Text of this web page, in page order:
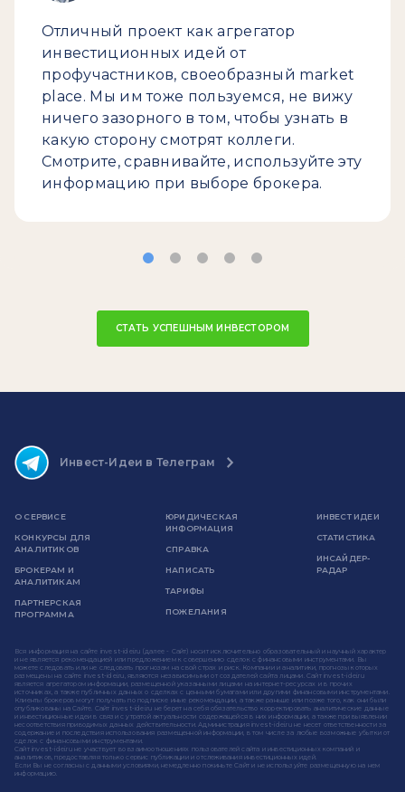
Отличный проект как агрегатор
инвестиционных идей от
профучастников, своеобразный market
place. Мы им тоже пользуемся, не вижу
ничего зазорного в том, чтобы узнать в
какую сторону смотрят коллеги.
Смотрите, сравнивайте, используйте эту
информацию при выборе брокера.
СТАТЬ УСПЕШНЫМ ИНВЕСТОРОМ
Инвест-Идеи в Телеграм
О СЕРВИСЕ
КОНКУРСЫ ДЛЯ
АНАЛИТИКОВ
БРОКЕРАМ И
АНАЛИТИКАМ
ПАРТНЕРСКАЯ
ПРОГРАММА
ЮРИДИЧЕСКАЯ
ИНФОРМАЦИЯ
СПРАВКА
НАПИСАТЬ
ТАРИФЫ
ПОЖЕЛАНИЯ
ИНВЕСТ ИДЕИ
СТАТИСТИКА
ИНСАЙДЕР-
РАДАР
Вся информация на сайте invest-idei.ru (далее - Сайт) носит исключительно образовательный и научный характер
и не является рекомендацией или предложением к совершению сделок с финансовыми инструментами. Вы
можете следовать или не следовать прогнозам на свой страх и риск. Компании и аналитики, прогнозы которых
размещены на сайте invest-idei.ru, являются независимыми от создателей сайта лицами. Сайт invest-idei.ru
является агрегатором информации, размещенной указанными лицами на интернет-ресурсах и в прочих
источниках, а также публичных данных о сделках с ценными бумагами или другими финансовыми инструментами.
Клиенты брокеров могут получать по подписке иные рекомендации, а также раньше или позже того, как они были
опубликованы на Сайте. Сайт invest-idei.ru не берет на себя обязательство корректировать аналитические данные
и инвестиционные идеи в связи с утратой актуальности содержащейся в них информации, а также при выявлении
несоответствия приводимых данных действительности. Администрация invest-idei.ru не несет ответственности за
содержание и последствия использования размещенной информации, в том числе за любые возможные убытки от
сделок с финансовыми инструментами.
Сайт invest-idei.ru не участвует во взаимоотношениях пользователей сайта и инвестиционных компаний и
аналитиков, предоставляя только сервис публикации и отслеживания инвестиционных идей.
Если Вы не согласны с данными условиями, немедленно покиньте Сайт и не используйте размещенную на нем
информацию.